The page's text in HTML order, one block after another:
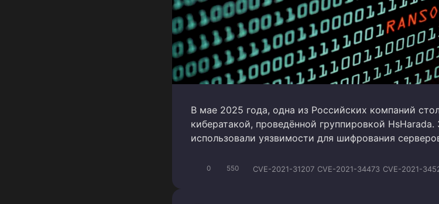
В мае 2025 года, одна из Российских компаний
кибератакой, проведённой группировкой
использовали уязвимости для шифрования
0 550 CVE-2021-31207 CVE-2021-34473 CVE-2021-